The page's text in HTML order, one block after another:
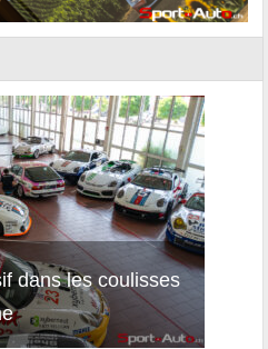
dans les coulisses
Ferrari